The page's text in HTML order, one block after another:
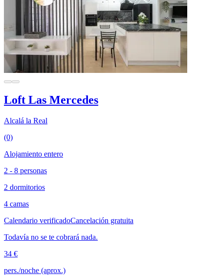
Loft Las Mercedes
Alcalá la Real
(0)
Alojamiento entero
2 - 8 personas
2 dormitorios
4 camas
Calendario verificadoCancelación gratuita
Todavía no se te cobrará nada.
34 €
pers./noche (aprox.)